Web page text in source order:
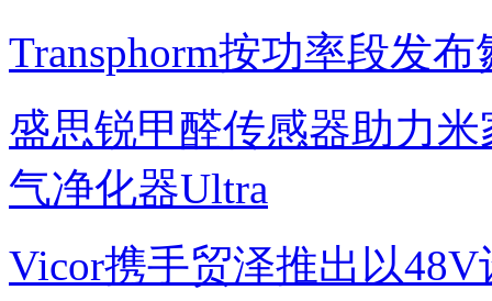
Transphorm按功率段发
盛思锐甲醛传感器助力
气净化器Ultra
Vicor携手贸泽推出以